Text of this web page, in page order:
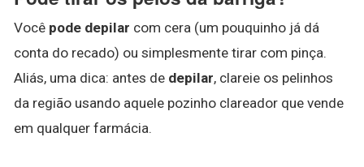
Você pode depilar com cera (um pouquinho já dá
conta do recado) ou simplesmente tirar com pinça.
Aliás, uma dica: antes de depilar, clareie os pelinhos
da região usando aquele pozinho clareador que vende
em qualquer farmácia.